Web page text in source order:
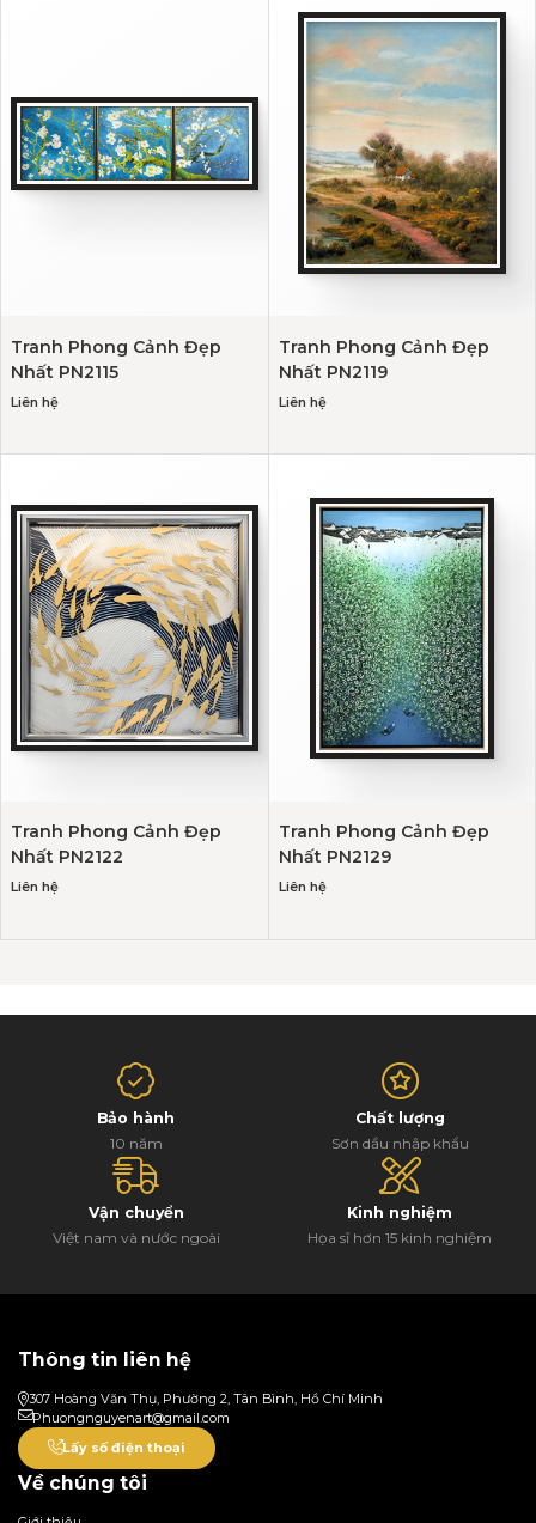
Tranh Phong Cảnh Đẹp
Nhất PN2115
Liên hệ
Tranh Phong Cảnh Đẹp
Nhất PN2119
Liên hệ
Tranh Phong Cảnh Đẹp
Nhất PN2122
Liên hệ
Tranh Phong Cảnh Đẹp
Nhất PN2129
Liên hệ
Bảo hành
10 năm
Chất lượng
Sơn dầu nhập khẩu
Vận chuyển
Việt nam và nước ngoài
Kinh nghiệm
Họa sĩ hơn 15 kinh nghiệm
Thông tin liên hệ
307 Hoàng Văn Thụ, Phường 2, Tân Bình, Hồ Chí Minh
Phuongnguyenart@gmail.com
Lấy số điện thoại
Về chúng tôi